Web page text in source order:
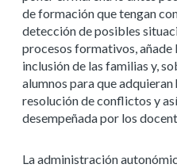
de formación que tengan
detección de posibles
procesos formativos, añade
inclusión de las familias y,
alumnos para que
resolución de conflictos y
desempeñada por los
La administración